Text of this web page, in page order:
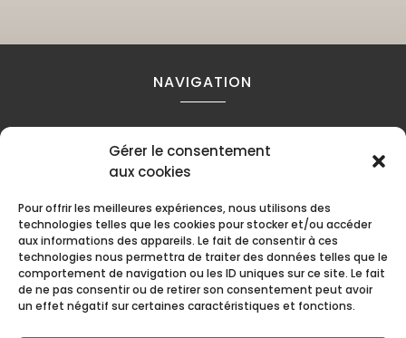
Gérer le consentement
aux cookies
Pour offrir les meilleures expériences, nous utilisons des
technologies telles que les cookies pour stocker et/ou accéder
aux informations des appareils. Le fait de consentir à ces
technologies nous permettra de traiter des données telles que le
comportement de navigation ou les ID uniques sur ce site. Le fait
de ne pas consentir ou de retirer son consentement peut avoir
un effet négatif sur certaines caractéristiques et fonctions.
NAVIGATION
Secteurs
RÉALISATION